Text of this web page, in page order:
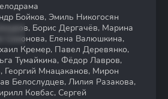
Бойков, Эмиль Никогосян
Борис Дергачёв, Марина
Симонова, Елена Валюшкина,
Кремер, Павел Деревянко,
Тумайкина, Фёдор Лавров,
Мнацаканов, Мирон
Белослудцев, Лилия Разакова,
Ковбас, Сергей